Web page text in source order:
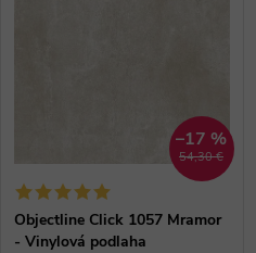
54,30 €
–17 %
Objectline Click 1057 Mramor
- Vinylová podlaha